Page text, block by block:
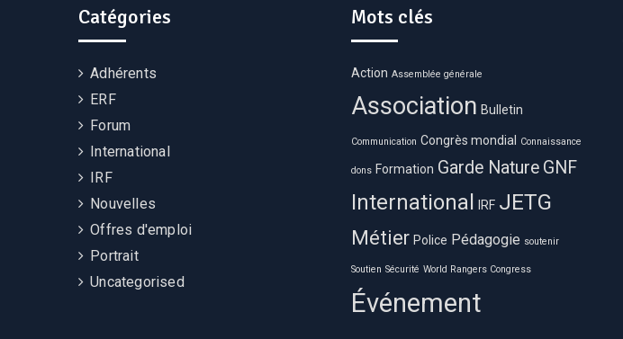
Catégories
Adhérents
ERF
Forum
International
IRF
Nouvelles
Offres d'emploi
Portrait
Uncategorised
Mots clés
Action Assemblée générale
Association Bulletin
Communication Congrès mondial Connaissance
dons Formation Garde Nature GNF
International IRF JETG
Métier Police Pédagogie soutenir
Soutien Sécurité World Rangers Congress
Événement